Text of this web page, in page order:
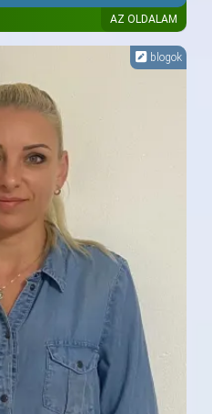
AZ OLDALAM
blogok